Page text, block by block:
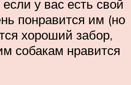
у вас есть свой
понравится им (но
хороший забор,
собакам нравится